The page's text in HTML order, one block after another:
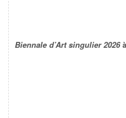
Biennale d’Art singulier 2026